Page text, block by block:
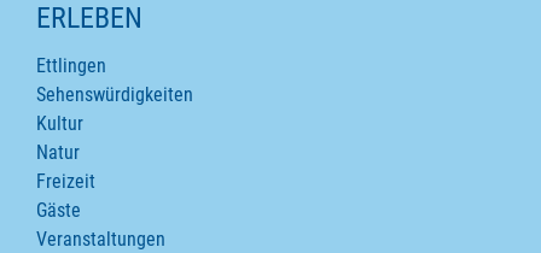
ERLEBEN
Ettlingen
Sehenswürdigkeiten
Kultur
Natur
Freizeit
Gäste
Veranstaltungen